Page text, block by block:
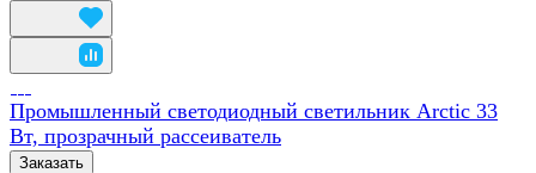
Промышленный светодиодный светильник Arctic 33
Вт, прозрачный рассеиватель
Заказать